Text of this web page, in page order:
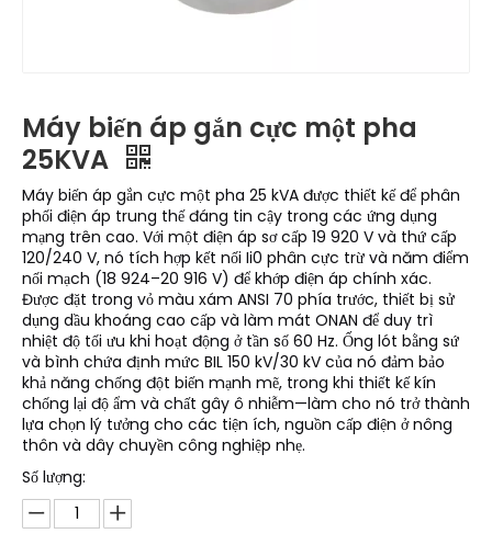
Máy biến áp gắn cực một pha
25KVA
Máy biến áp gắn cực một pha 25 kVA được thiết kế để phân
phối điện áp trung thế đáng tin cậy trong các ứng dụng
mạng trên cao. Với một điện áp sơ cấp 19 920 V và thứ cấp
120/240 V, nó tích hợp kết nối Ii0 phân cực trừ và năm điểm
nối mạch (18 924–20 916 V) để khớp điện áp chính xác.
Được đặt trong vỏ màu xám ANSI 70 phía trước, thiết bị sử
dụng dầu khoáng cao cấp và làm mát ONAN để duy trì
nhiệt độ tối ưu khi hoạt động ở tần số 60 Hz. Ống lót bằng sứ
và bình chứa định mức BIL 150 kV/30 kV của nó đảm bảo
khả năng chống đột biến mạnh mẽ, trong khi thiết kế kín
chống lại độ ẩm và chất gây ô nhiễm—làm cho nó trở thành
lựa chọn lý tưởng cho các tiện ích, nguồn cấp điện ở nông
thôn và dây chuyền công nghiệp nhẹ.
Số lượng: